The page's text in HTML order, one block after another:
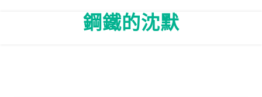
鋼鐵的沈默